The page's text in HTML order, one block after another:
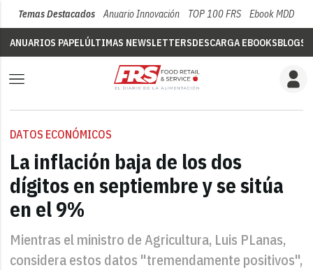
Temas Destacados Anuario Innovación TOP 100 FRS Ebook MDD
ANUARIOS PAPELÚLTIMAS NEWSLETTERSDESCARGA EBOOKSBLOGS
DATOS ECONÓMICOS
La inflación baja de los dos
dígitos en septiembre y se sitúa
en el 9%
Mientras el ministro de Agricultura, Luis PLanas,
considera estos datos "tremendamente positivos",